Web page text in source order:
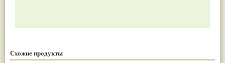
Схожие продукты